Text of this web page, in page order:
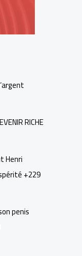
RICHE
Henri
+229
penis